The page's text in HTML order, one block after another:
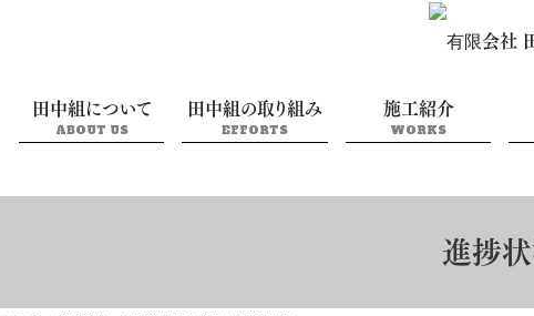
田中組について
ABOUT US
田中組の取り組み
EFFORTS
施工紹介
WORKS
進捗